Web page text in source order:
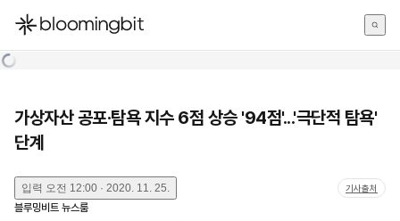
한국어
가상자산 공포·탐욕 지수 6점 상승 '94점'...'극단적 탐욕'
단계
입력 오전 12:00 · 2020. 11. 25. 기사출처
블루밍비트 뉴스룸